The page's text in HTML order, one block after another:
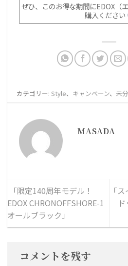
ぜひ、このお得な期間にEDOX（
購入ください
カテゴリー:Style、 キャンペーン、 未
MASADA
「限定140周年モデル！
EDOX CHRONOFFSHORE-1
オールブラック」
「
コメントを残す